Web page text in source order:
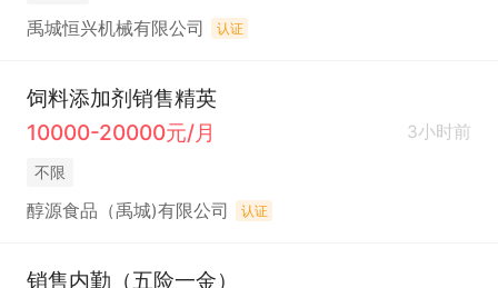
禹城恒兴机械有限公司 认证
饲料添加剂销售精英
10000-20000元/月
3小时前
不限
醇源食品（禹城)有限公司 认证
销售内勤（五险一金）